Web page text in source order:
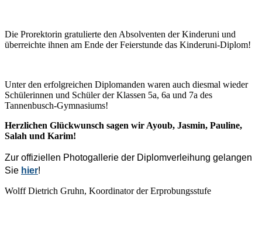
Die Prorektorin gratulierte den Absolventen der Kinderuni und
überreichte ihnen am Ende der Feierstunde das Kinderuni-Diplom!
Unter den erfolgreichen Diplomanden waren auch diesmal wieder
Schülerinnen und Schüler der Klassen 5a, 6a und 7a des
Tannenbusch-Gymnasiums!
Herzlichen Glückwunsch sagen wir Ayoub, Jasmin, Pauline,
Salah und Karim!
Zur offiziellen Photogallerie der Diplomverleihung gelangen
Sie hier!
Wolff Dietrich Gruhn, Koordinator der Erprobungsstufe